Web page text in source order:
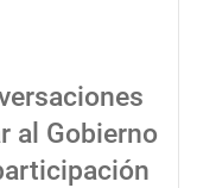
al Gobierno